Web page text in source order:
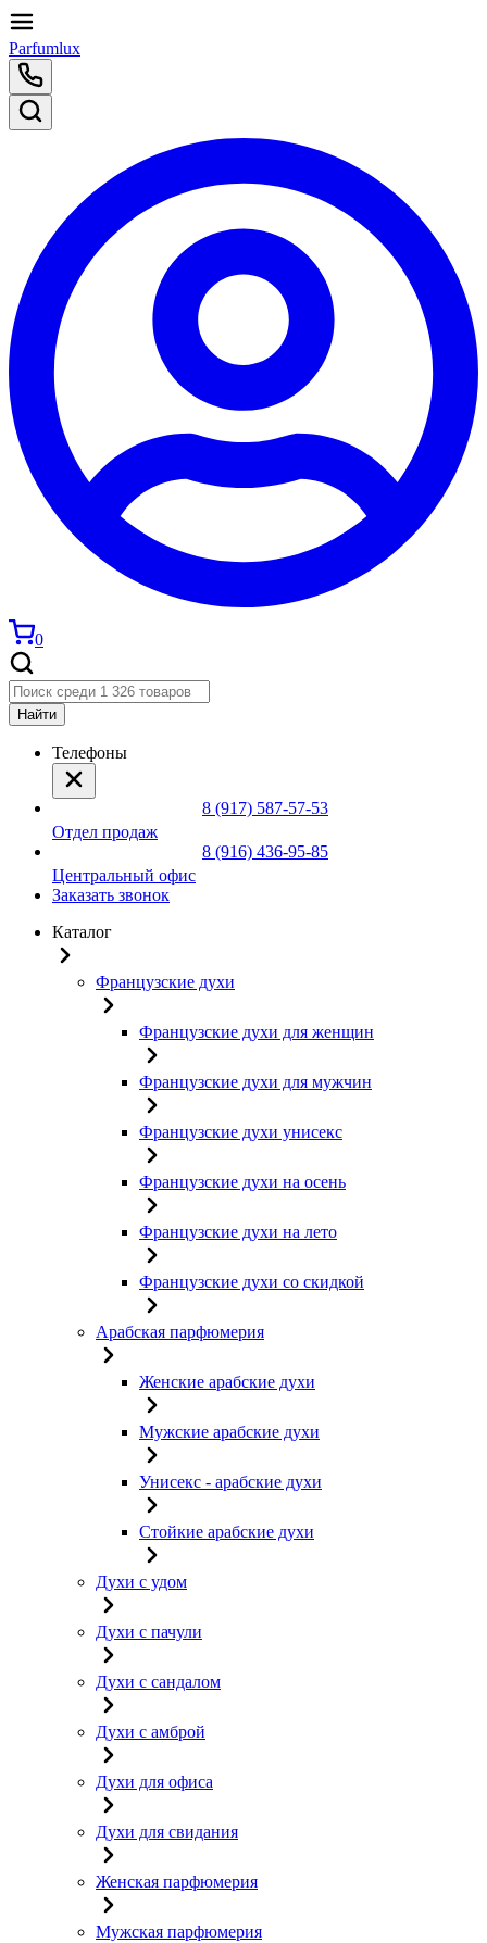
Parfumlux
0
Найти
Телефоны
8 (917) 587-57-53
Отдел продаж
8 (916) 436-95-85
Центральный офис
Заказать звонок
Каталог
Французские духи
Французские духи для женщин
Французские духи для мужчин
Французские духи унисекс
Французские духи на осень
Французские духи на лето
Французские духи со скидкой
Арабская парфюмерия
Женские арабские духи
Мужские арабские духи
Унисекс - арабские духи
Стойкие арабские духи
Духи с удом
Духи с пачули
Духи с сандалом
Духи с амброй
Духи для офиса
Духи для свидания
Женская парфюмерия
Мужская парфюмерия